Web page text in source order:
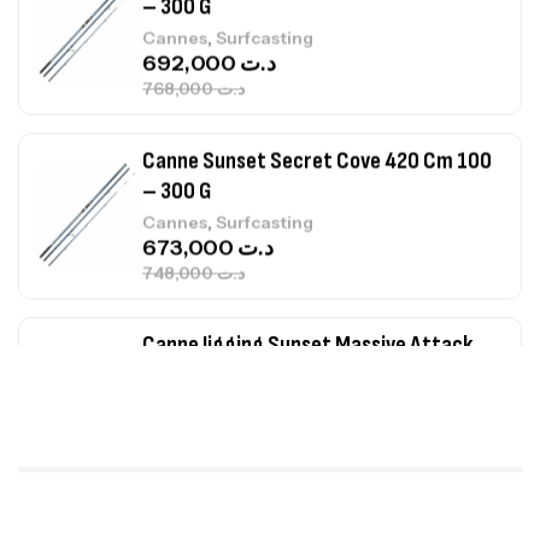
– 300 G
Cannes,Surfcasting
د.ت673,000
Canne Jigging Sunset Massive Attack
1.83m 120/250gr 30kg
Cannes,Jigging
د.ت340,000